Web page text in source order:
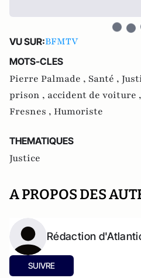
VU SUR:BFMTV
MOTS-CLES
Pierre Palmade , Santé ,
prison , accident de voiture ,
Fresnes , Humoriste
THEMATIQUES
Justice
A PROPOS DES
Rédaction
SUIVRE